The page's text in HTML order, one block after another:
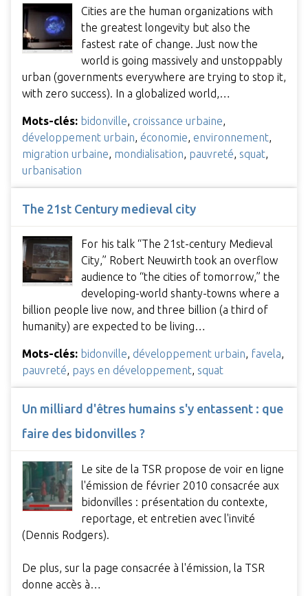
Cities are the human organizations with
the greatest longevity but also the
fastest rate of change. Just now the
world is going massively and unstoppably
urban (governments everywhere are trying to stop it,
with zero success). In a globalized world,…
Mots-clés: bidonville, croissance urbaine,
développement urbain, économie, environnement,
migration urbaine, mondialisation, pauvreté, squat,
urbanisation
The 21st Century medieval city
For his talk “The 21st-century Medieval
City,” Robert Neuwirth took an overflow
audience to “the cities of tomorrow,” the
developing-world shanty-towns where a
billion people live now, and three billion (a third of
humanity) are expected to be living…
Mots-clés: bidonville, développement urbain, favela,
pauvreté, pays en développement, squat
Un milliard d'êtres humains s'y entassent : que
faire des bidonvilles ?
Le site de la TSR propose de voir en ligne
l'émission de février 2010 consacrée aux
bidonvilles : présentation du contexte,
reportage, et entretien avec l'invité
(Dennis Rodgers).
De plus, sur la page consacrée à l'émission, la TSR
donne accès à…